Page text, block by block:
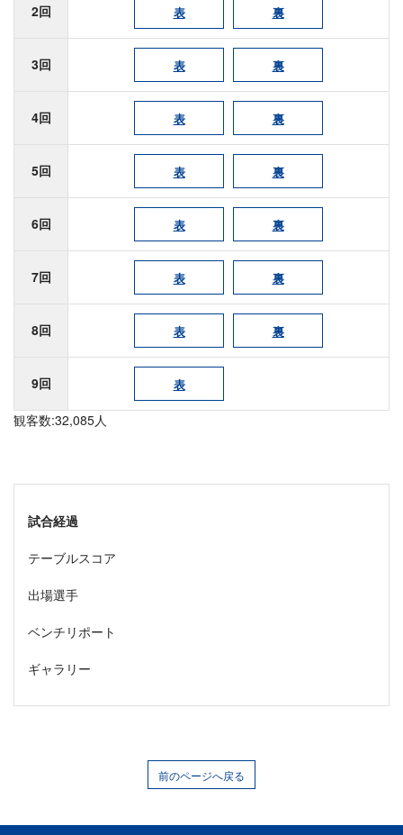
2回 表 裏
3回 表 裏
4回 表 裏
5回 表 裏
6回 表 裏
7回 表 裏
8回 表 裏
9回 表
観客数:32,085人
試合経過
テーブルスコア
出場選手
ベンチリポート
ギャラリー
前のページへ戻る